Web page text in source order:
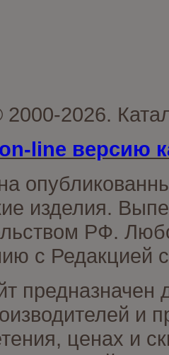
2026.
line версию
изделия.
РФ.
с Редакцией
предназначен
и
ценах и